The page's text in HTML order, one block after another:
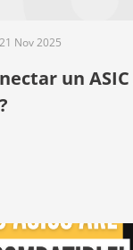
21 Nov 2025
un